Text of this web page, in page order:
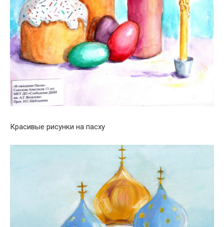
Красивые рисунки на пасху